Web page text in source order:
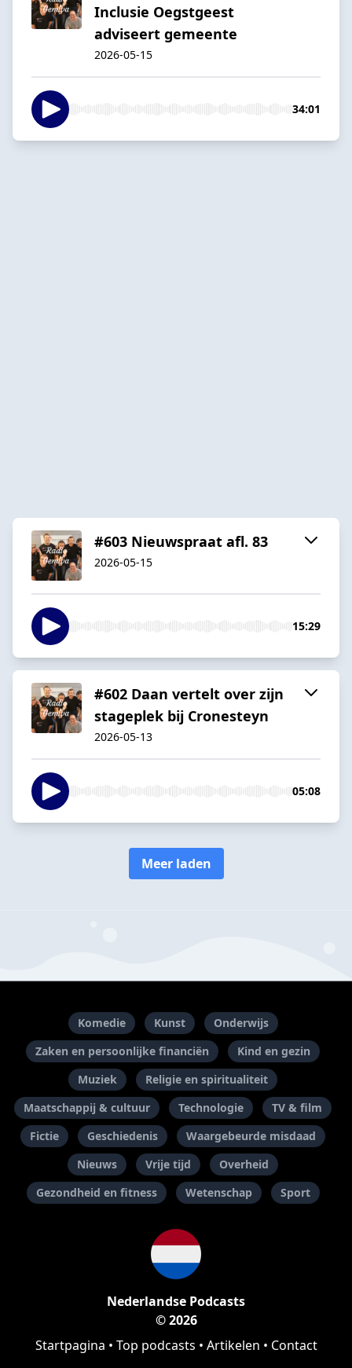
Inclusie Oegstgeest
adviseert gemeente
2026-05-15
34:01
#603 Nieuwspraat afl. 83
2026-05-15
15:29
#602 Daan vertelt over zijn
stageplek bij Cronesteyn
2026-05-13
05:08
Meer laden
Komedie Kunst
Onderwijs
Zaken en persoonlijke financiën
Kind en gezin
Muziek
Religie en spiritualiteit
Maatschappij & cultuur
Technologie
TV & film
Fictie
Geschiedenis
Waargebeurde misdaad
Nieuws
Vrije tijd
Overheid
Gezondheid en fitness
Wetenschap Sport
Nederlandse Podcasts
© 2026
Startpagina • Top podcasts • Artikelen • Contact